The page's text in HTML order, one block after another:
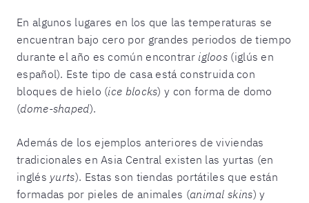
En algunos lugares en los que las temperaturas se
encuentran bajo cero por grandes periodos de tiempo
durante el año es común encontrar igloos (iglús en
español). Este tipo de casa está construida con
bloques de hielo (ice blocks) y con forma de domo
(dome-shaped).
Además de los ejemplos anteriores de viviendas
tradicionales en Asia Central existen las yurtas (en
inglés yurts). Estas son tiendas portátiles que están
formadas por pieles de animales (animal skins) y